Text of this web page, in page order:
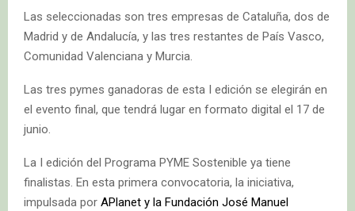
Las seleccionadas son tres empresas de Cataluña, dos de
Madrid y de Andalucía, y las tres restantes de País Vasco,
Comunidad Valenciana y Murcia.
Las tres pymes ganadoras de esta I edición se elegirán en
el evento final, que tendrá lugar en formato digital el 17 de
junio.
La I edición del Programa PYME Sostenible ya tiene
finalistas. En esta primera convocatoria, la iniciativa,
impulsada por APlanet y la Fundación José Manuel